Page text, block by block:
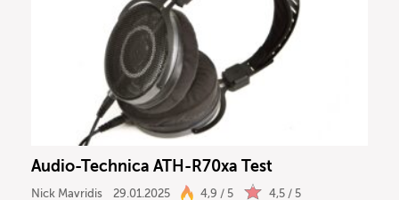
Audio-Technica ATH-R70xa Test
Nick Mavridis 29.01.2025 4,9 / 5 4,5 / 5